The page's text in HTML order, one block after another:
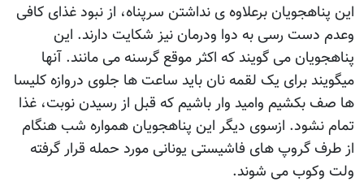
این پناهجویان برعلاوه ی نداشتن سرپناه، از نبود غذای کافی
وعدم دست رسی به دوا ودرمان نیز شکایت دارند. این
پناهجویان می گویند که اکثر موقع گرسنه می مانند. آنها
میگویند برای یک لقمه نان باید ساعت ها جلوی دروازه کلیسا
ها صف بکشیم وامید وار باشیم که قبل از رسیدن نوبت، غذا
تمام نشود. ازسوی دیگر این پناهجویان همواره شب هنگام
از طرف گروپ های فاشیستی یونانی مورد حمله قرار گرفته
ولت وکوب می شوند.